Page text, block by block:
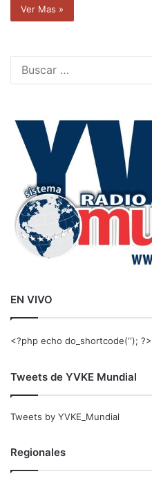
Ver Mas »
EN VIVO
<?php echo do_shortcode(‘‘); ?>
Tweets de YVKE Mundial
Tweets by YVKE_Mundial
Regionales